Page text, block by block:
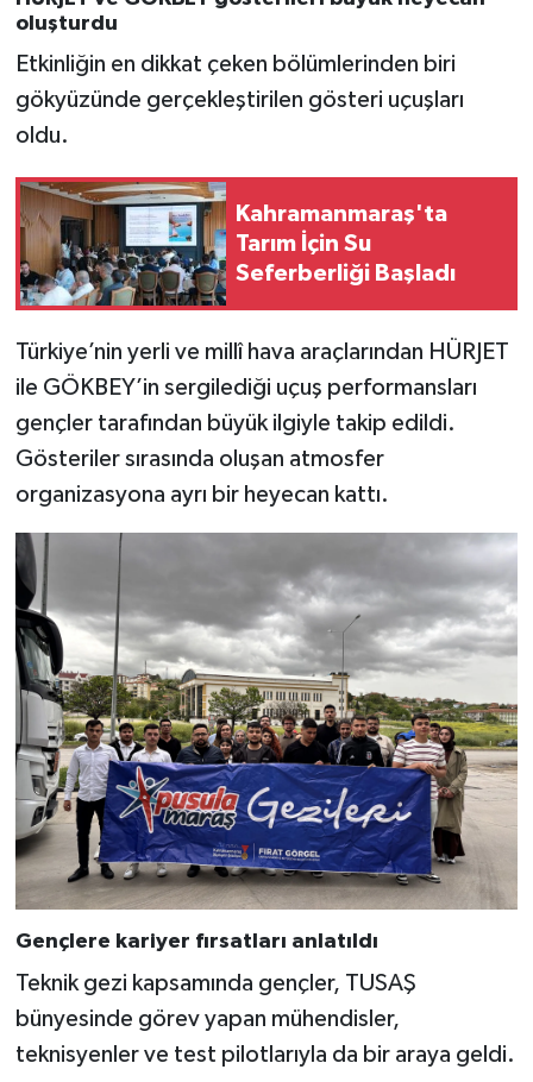
oluşturdu
Etkinliğin en dikkat çeken bölümlerinden biri
gökyüzünde gerçekleştirilen gösteri uçuşları
oldu.
Kahramanmaraş'ta
Tarım İçin Su
Seferberliği Başladı
Türkiye’nin yerli ve millî hava araçlarından HÜRJET
ile GÖKBEY’in sergilediği uçuş performansları
gençler tarafından büyük ilgiyle takip edildi.
Gösteriler sırasında oluşan atmosfer
organizasyona ayrı bir heyecan kattı.
Gençlere kariyer fırsatları anlatıldı
Teknik gezi kapsamında gençler, TUSAŞ
bünyesinde görev yapan mühendisler,
teknisyenler ve test pilotlarıyla da bir araya geldi.